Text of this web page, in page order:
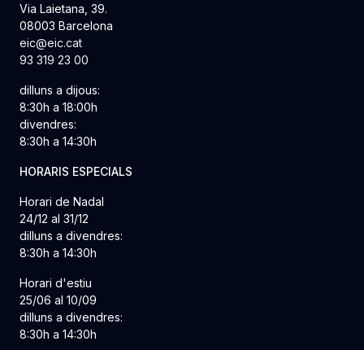
Via Laietana, 39.
08003 Barcelona
eic@eic.cat
93 319 23 00
dilluns a dijous:
8:30h a 18:00h
divendres:
8:30h a 14:30h
HORARIS ESPECIALS
Horari de Nadal
24/12 al 31/12
dilluns a divendres:
8:30h a 14:30h
Horari d'estiu
25/06 al 10/09
dilluns a divendres:
8:30h a 14:30h